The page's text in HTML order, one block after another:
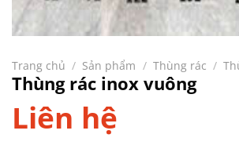
Trang chủ / Sản phẩm / Thùng rác /
Thùng rác inox vuông
Liên hệ